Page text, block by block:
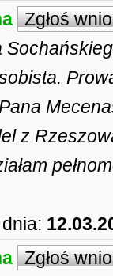
Zgłoś
z
dnia:
Zgłoś